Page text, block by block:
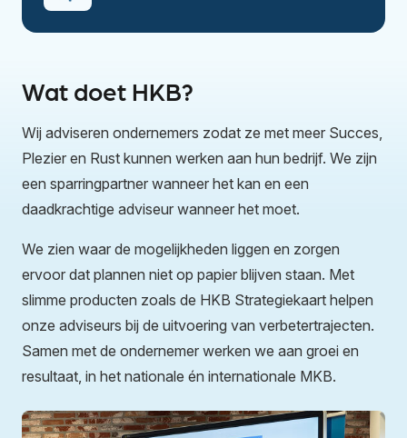
Wat doet HKB?
Wij adviseren ondernemers zodat ze met meer Succes,
Plezier en Rust kunnen werken aan hun bedrijf. We zijn
een sparringpartner wanneer het kan en een
daadkrachtige adviseur wanneer het moet.
We zien waar de mogelijkheden liggen en zorgen
ervoor dat plannen niet op papier blijven staan. Met
slimme producten zoals de HKB Strategiekaart helpen
onze adviseurs bij de uitvoering van verbetertrajecten.
Samen met de ondernemer werken we aan groei en
resultaat, in het nationale én internationale MKB.